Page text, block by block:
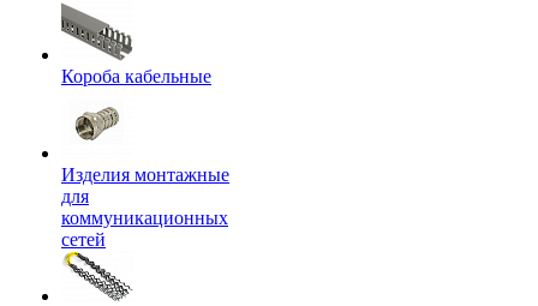
Короба кабельные
Изделия монтажные
для
коммуникационных
сетей